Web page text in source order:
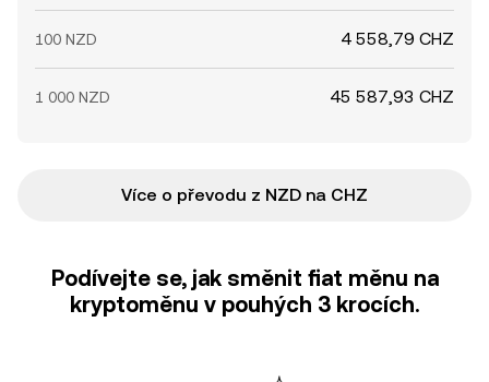
100 NZD 4 558,79 CHZ
1 000 NZD 45 587,93 CHZ
Více o převodu z NZD na CHZ
Podívejte se, jak směnit fiat měnu na
kryptoměnu v pouhých 3 krocích.